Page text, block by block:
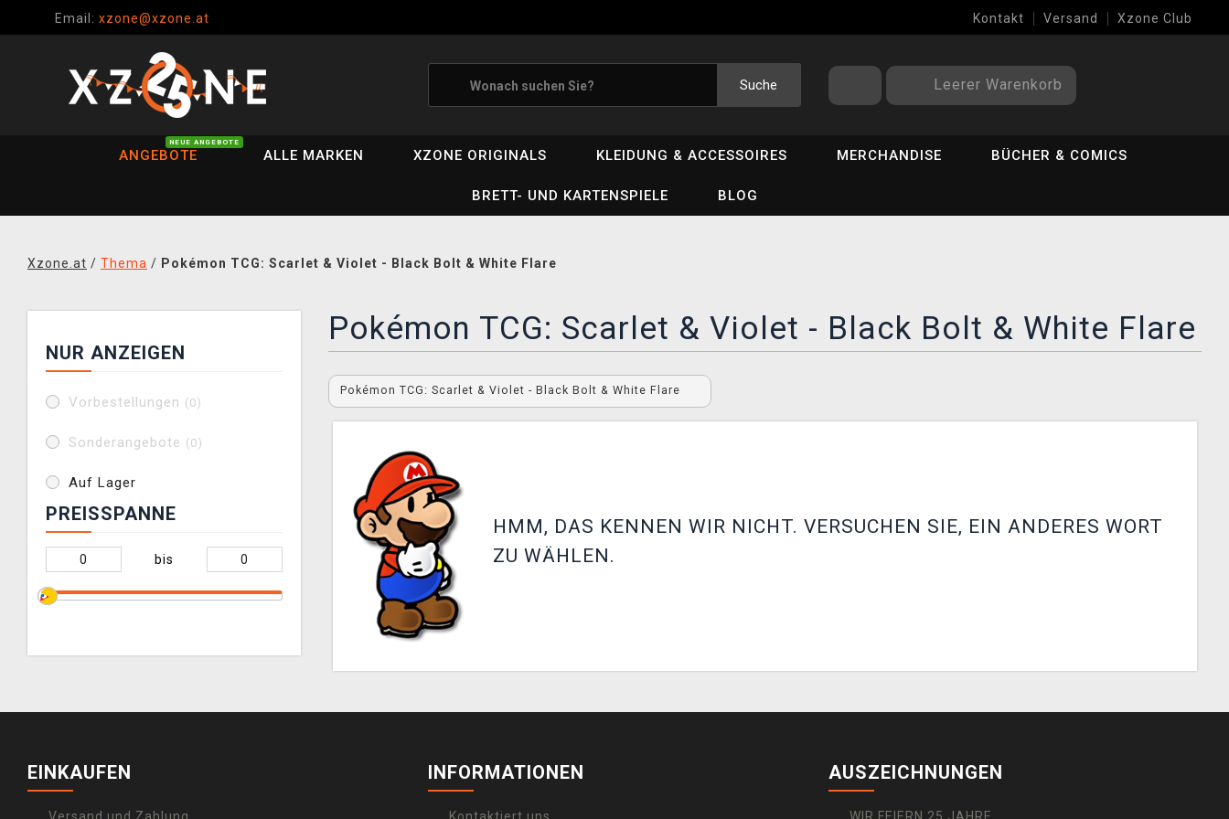
Email: xzone@xzone.at Kontakt Versand Xzone Club
Suche Leerer Warenkorb
ANGEBOTE
NEUE ANGEBOTE
ALLE MARKEN XZONE ORIGINALS KLEIDUNG & ACCESSOIRES MERCHANDISE BÜCHER & COMICS
BRETT- UND KARTENSPIELE BLOG
Xzone.at / Thema / Pokémon TCG: Scarlet & Violet - Black Bolt & White Flare
NUR ANZEIGEN
Vorbestellungen (0)
Sonderangebote (0)
Auf Lager
PREISSPANNE
bis
Pokémon TCG: Scarlet & Violet - Black Bolt & White Flare
Pokémon TCG: Scarlet & Violet - Black Bolt & White Flare
HMM, DAS KENNEN WIR NICHT. VERSUCHEN SIE, EIN ANDERES WORT
ZU WÄHLEN.
EINKAUFEN INFORMATIONEN AUSZEICHNUNGEN